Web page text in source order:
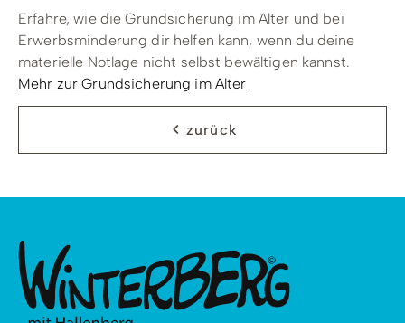
Erfahre, wie die Grundsicherung im Alter und bei
Erwerbsminderung dir helfen kann, wenn du deine
materielle Notlage nicht selbst bewältigen kannst.
Mehr zur Grundsicherung im Alter
zurück